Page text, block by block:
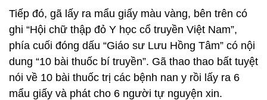
Tiếp đó, gã lấy ra mẩu giấy màu vàng, bên trên có
ghi “Hội chữ thập đỏ Y học cổ truyền Việt Nam”,
phía cuối đóng dấu “Giáo sư Lưu Hồng Tâm” có nội
dung “10 bài thuốc bí truyền”. Gã thao thao bất tuyệt
nói về 10 bài thuốc trị các bệnh nan y rồi lấy ra 6
mẩu giấy và phát cho 6 người tự nguyện xin.